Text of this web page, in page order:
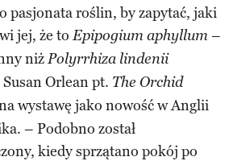
pasjonata roślin, by zapytać, jaki
jej, że toEpipogium aphyllum –
niżPolyrrhiza lindenii
Orlean pt. The Orchid
wystawę jako nowość w Anglii
– Podobno został
kiedy sprzątano pokój po